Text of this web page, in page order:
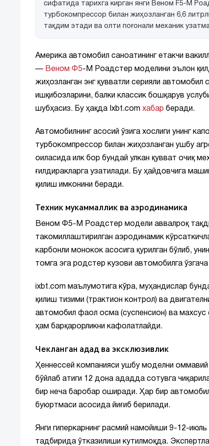
сифатида тарихга кирган янги Веном F5-М
турбокомпрессор билан жиҳозланган 6,6
тақдим этади ва олти поғонали механик
Америка автомобил саноатининг етакчи
— Веном Ф5-М Роадстер моделини эълон
жиҳозланган энг қувватли серияли
ишқибозларини, балки классик бошқарув
шубҳасиз. Бу ҳақда Ixbt.com хабар беради.
Автомобилнинг асосий ўзига хослиги унинг
турбокомпрессор билан жиҳозланган ушбу
оиласида илк бор бундай улкан қувват очиқ
ғилдиракларга узатилади. Бу ҳайдовчига
қилиш имконини беради.
Техник мукаммаллик ва аэродинамика
Веном Ф5-М Роадстер модели аввалроқ
такомиллаштирилган аэродинамик
карбонли монокок асосига қурилган бўлиб,
томга эга родстер кузови автомобилга
ixbt.com маълумотига кўра, муҳандислар
қилиш тизими (трактион контрол) ва
автомобил фаол осма (суспенсион) ва махсус
ҳам барқарорликни кафолатлайди.
Чекланган адад ва эксклюзивлик
Ҳеннессей компанияси ушбу моделни
бўйлаб атиги 12 дона ададда сотувга
бир неча баробар оширади. Ҳар бир
буюртмаси асосида йиғиб берилади.
Янги гиперкарнинг расмий намойиши 9-12-
тадбирида ўтказилиши кутилмоқда.